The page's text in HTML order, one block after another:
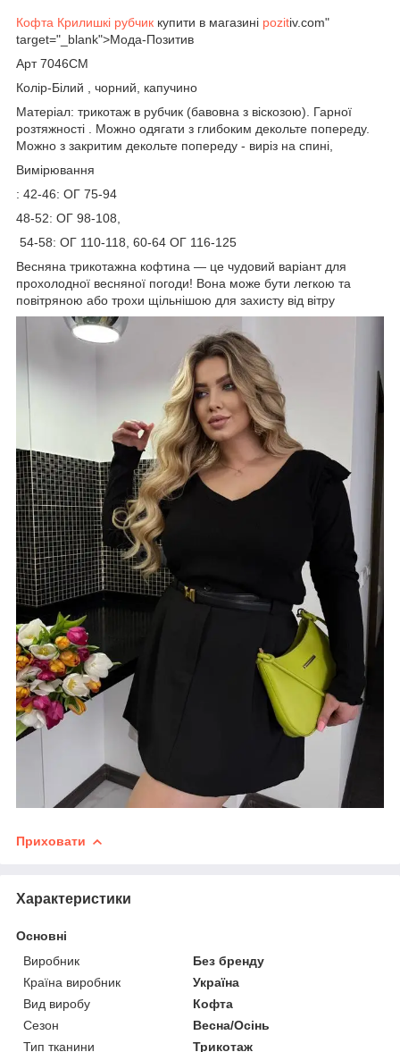
Кофта Крилишкі рубчик купити в магазині pozitiv.com"
target="_blank">Мода-Позитив
Арт 7046СМ
Колір-Білий , чорний, капучино
Матеріал: трикотаж в рубчик (бавовна з віскозою). Гарної
розтяжності . Можно одягати з глибоким декольте попереду.
Можно з закритим декольте попереду - виріз на спині,
Вимірювання
: 42-46: ОГ 75-94
48-52: ОГ 98-108,
54-58: ОГ 110-118, 60-64 ОГ 116-125
Весняна трикотажна кофтина — це чудовий варіант для
прохолодної весняної погоди! Вона може бути легкою та
повітряною або трохи щільнішою для захисту від вітру
Приховати
Характеристики
Основні
Виробник
Без бренду
Країна виробник
Україна
Вид виробу
Кофта
Сезон
Весна/Осінь
Тип тканини
Трикотаж